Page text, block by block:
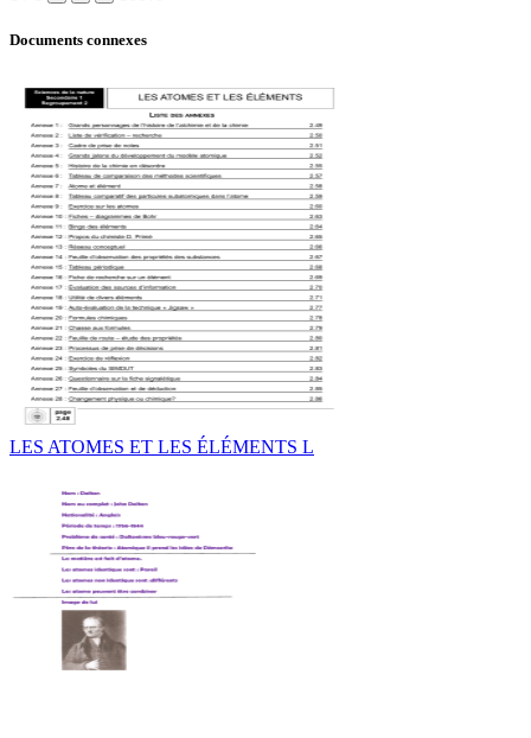
Documents connexes
LES ATOMES ET LES ÉLÉMENTS L